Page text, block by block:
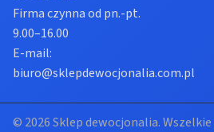
Firma czynna od pn.-pt.
9.00–16.00
E-mail:
biuro@sklepdewocjonalia.com.pl
© 2026 Sklep dewocjonalia.